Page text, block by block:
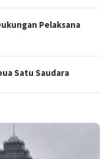
Pelaksana
Satu Saudara